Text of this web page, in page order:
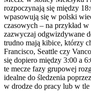
rozpoczynają się między
wpasowują się w polski
czasowych – na przykład
zazwyczaj odgwizdywane
trudno mają kibice, którzy
Francisco, Seattle czy
się dopiero między 3:00 a
te mecze fazy grupowej
idealne do śledzenia
w drodze do pracy lub w